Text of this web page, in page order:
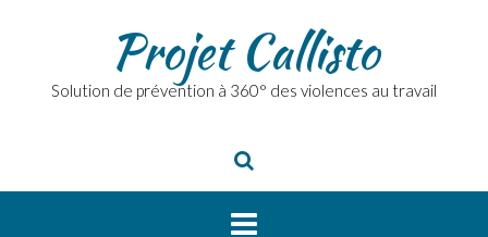
Projet Callisto
Solution de prévention à 360° des violences au travail